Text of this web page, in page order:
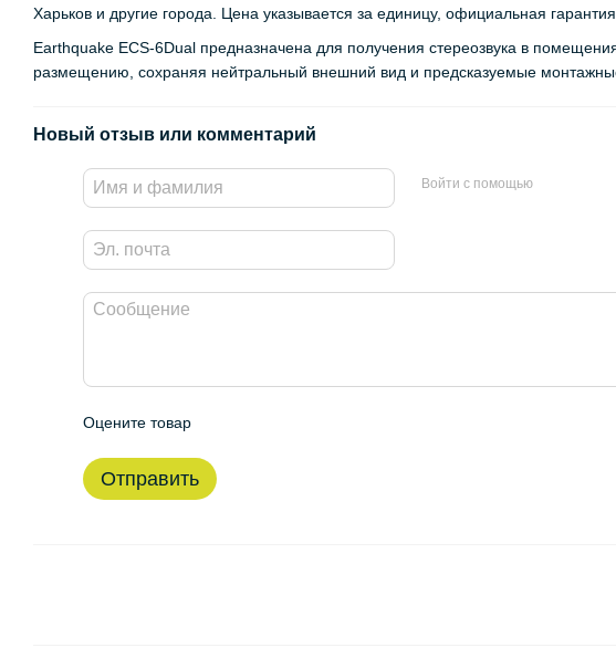
Харьков и другие города. Цена указывается за единицу, официальная
Earthquake ECS-6Dual предназначена для получения стереозвука в
размещению, сохраняя нейтральный внешний вид и предсказуемые
Новый отзыв или комментарий
Войти с помощью
Оцените товар
Отправить